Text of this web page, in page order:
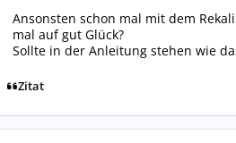
Ansonsten schon mal mit dem
mal auf gut Glück?
Sollte in der Anleitung stehen wie
Zitat